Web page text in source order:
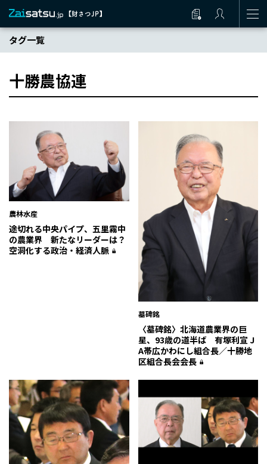
タグ一覧
十勝農協連
農林水産
途切れる中央パイプ、五里霧中
の農業界 新たなリーダーは？
空洞化する政治・経済人脈
墓碑銘
〈墓碑銘〉北海道農業界の巨
星、93歳の道半ば 有塚利宣 J
A帯広かわにし組合長／十勝地
区組合長会会長